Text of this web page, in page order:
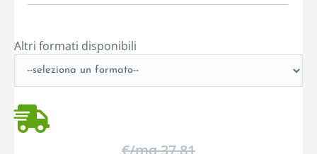
Altri formati disponibili
€/mq 37,81